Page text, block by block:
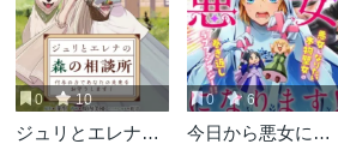
2ヶ月前 2ヶ月前
第7.1話
2ヶ月前
第6.2話
2ヶ月前
第6.1話
2ヶ月前
第5.2話
2ヶ月前
0 10
ジュリとエレナの
0 6
今日から悪女にな